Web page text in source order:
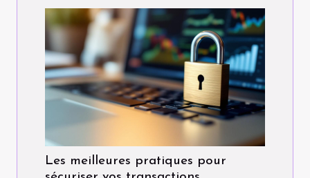
Les meilleures pratiques pour